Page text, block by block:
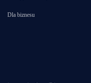
Dla biznesu